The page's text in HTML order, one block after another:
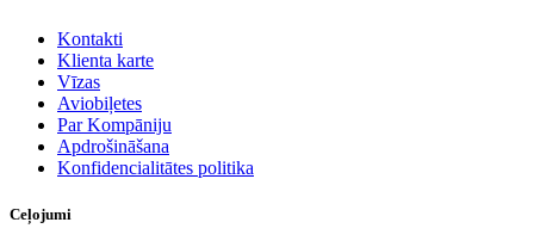
Kontakti
Klienta karte
Vīzas
Aviobiļetes
Par Kompāniju
Apdrošināšana
Konfidencialitātes politika
Ceļojumi